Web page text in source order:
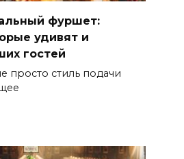
фуршет:
удивят и
гостей
просто стиль подачи